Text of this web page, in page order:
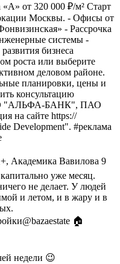
от 320 000 ₽/м² Старт
Москвы. - Офисы от
- Рассрочка
системы -
бизнеса
роста или выберите
деловом районе.
планировки, цены и
консультацию
АО "АЛЬФА-БАНК", ПАО
на сайте https://
Development". #реклама
Академика Вавилова 9
уже месяц.
не делает. У людей
и летом, и в жару и в
🏠
недели 😉